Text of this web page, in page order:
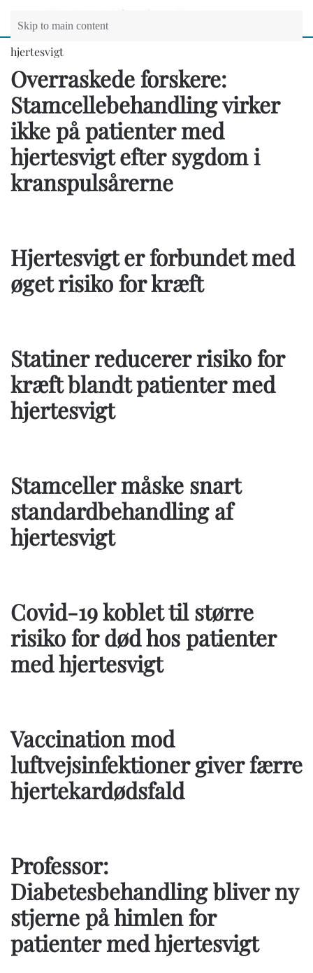
Skip to main content
hjertesvigt
Overraskede forskere:
Stamcellebehandling virker
ikke på patienter med
hjertesvigt efter sygdom i
kranspulsårerne
Hjertesvigt er forbundet med
øget risiko for kræft
Statiner reducerer risiko for
kræft blandt patienter med
hjertesvigt
Stamceller måske snart
standardbehandling af
hjertesvigt
Covid-19 koblet til større
risiko for død hos patienter
med hjertesvigt
Vaccination mod
luftvejsinfektioner giver færre
hjertekardødsfald
Professor:
Diabetesbehandling bliver ny
stjerne på himlen for
patienter med hjertesvigt